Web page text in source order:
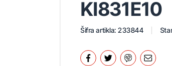
KI831E10
Šifra artikla: 233844